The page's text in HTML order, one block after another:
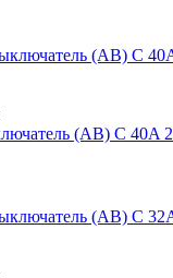
(АВ) C 40A